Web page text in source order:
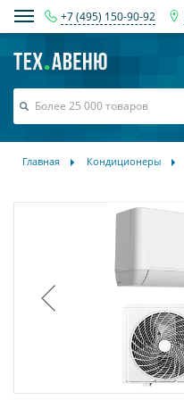
+7 (495) 150-90-92
Главная Кондиционеры